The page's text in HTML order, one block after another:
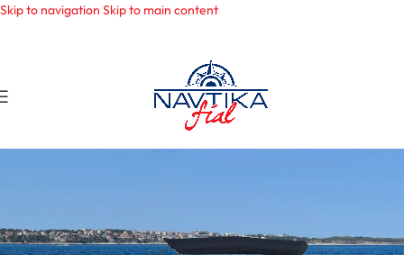
Skip to navigation Skip to main content